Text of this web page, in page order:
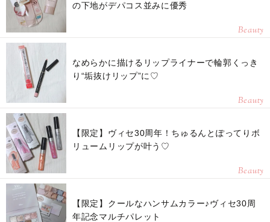
の下地がデパコス並みに優秀
Beauty
なめらかに描けるリップライナーで輪郭くっき
り“垢抜けリップ”に♡
Beauty
【限定】ヴィセ30周年！ちゅるんとぽってりボ
リュームリップが叶う♡
Beauty
【限定】クールなハンサムカラー♪ヴィセ30周
年記念マルチパレット